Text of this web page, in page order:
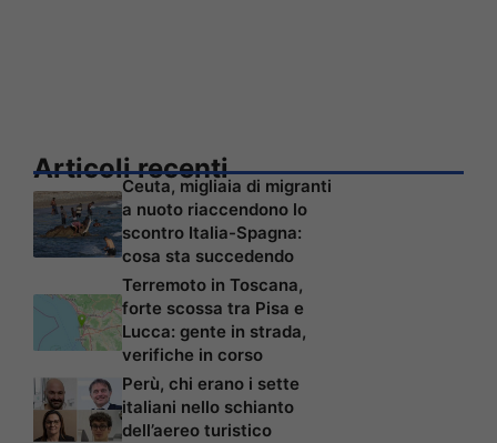
Articoli recenti
Ceuta, migliaia di migranti
a nuoto riaccendono lo
scontro Italia-Spagna:
cosa sta succedendo
Terremoto in Toscana,
forte scossa tra Pisa e
Lucca: gente in strada,
verifiche in corso
Perù, chi erano i sette
italiani nello schianto
dell’aereo turistico